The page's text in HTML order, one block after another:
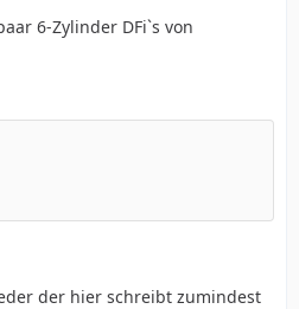
6-Zylinder DFi`s von
der hier schreibt zumindest